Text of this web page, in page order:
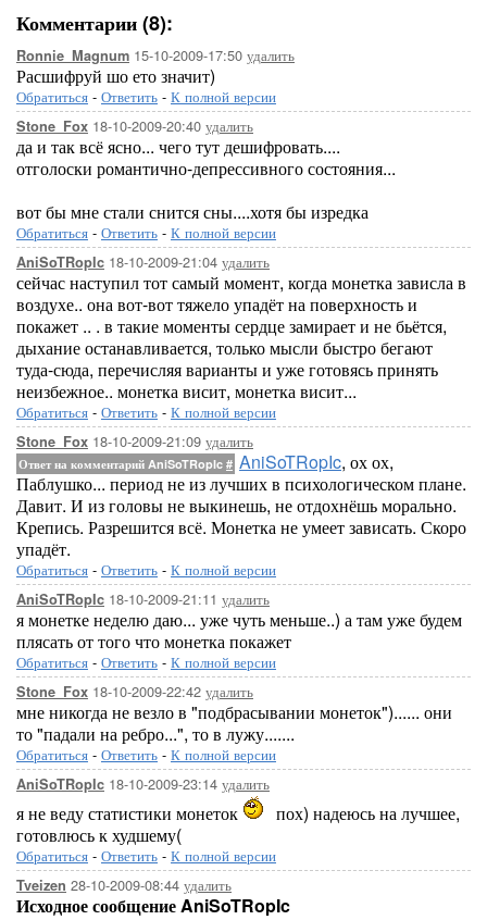
Комментарии (8):
Ronnie_Magnum 15-10-2009-17:50 удалить
Расшифруй шо ето значит)
Обратиться - Ответить - К полной версии
Stone_Fox 18-10-2009-20:40 удалить
да и так всё ясно... чего тут дешифровать....
отголоски романтично-депрессивного состояния...
вот бы мне стали снится сны....хотя бы изредка
Обратиться - Ответить - К полной версии
AniSoTRopIc 18-10-2009-21:04 удалить
сейчас наступил тот самый момент, когда монетка зависла в
воздухе.. она вот-вот тяжело упадёт на поверхность и
покажет .. . в такие моменты сердце замирает и не бьётся,
дыхание останавливается, только мысли быстро бегают
туда-сюда, перечисляя варианты и уже готовясь принять
неизбежное.. монетка висит, монетка висит...
Обратиться - Ответить - К полной версии
Stone_Fox 18-10-2009-21:09 удалить
Ответ на комментарий AniSoTRopIc # AniSoTRopIc, ох ох,
Паблушко... период не из лучших в психологическом плане.
Давит. И из головы не выкинешь, не отдохнёшь морально.
Крепись. Разрешится всё. Монетка не умеет зависать. Скоро
упадёт.
Обратиться - Ответить - К полной версии
AniSoTRopIc 18-10-2009-21:11 удалить
я монетке неделю даю... уже чуть меньше..) а там уже будем
плясать от того что монетка покажет
Обратиться - Ответить - К полной версии
Stone_Fox 18-10-2009-22:42 удалить
мне никогда не везло в "подбрасывании монеток")...... они
то "падали на ребро...", то в лужу.......
Обратиться - Ответить - К полной версии
AniSoTRopIc 18-10-2009-23:14 удалить
я не веду статистики монеток
пох) надеюсь на лучшее,
готовлюсь к худшему(
Обратиться - Ответить - К полной версии
Tveizen 28-10-2009-08:44 удалить
Исходное сообщение AniSoTRopIc